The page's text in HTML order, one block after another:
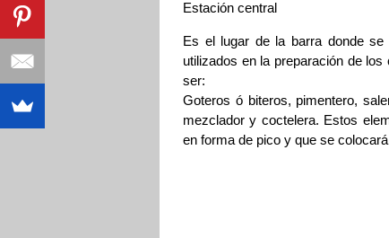
Estación central
Es el lugar de la barra donde se
utilizados en la preparación de
ser:
Goteros ó biteros, pimentero,
mezclador y coctelera. Estos
en forma de pico y que se